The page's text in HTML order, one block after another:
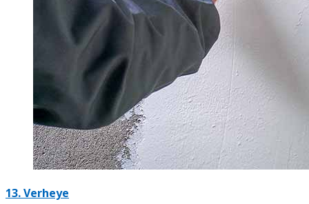
13. Verheye